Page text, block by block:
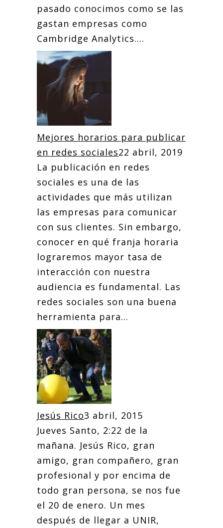
pasado conocimos como se las
gastan empresas como
Cambridge Analytics....
Mejores horarios para publicar
en redes sociales22 abril, 2019
La publicación en redes
sociales es una de las
actividades que más utilizan
las empresas para comunicar
con sus clientes. Sin embargo,
conocer en qué franja horaria
lograremos mayor tasa de
interacción con nuestra
audiencia es fundamental. Las
redes sociales son una buena
herramienta para...
Jesús Rico3 abril, 2015
Jueves Santo, 2:22 de la
mañana. Jesús Rico, gran
amigo, gran compañero, gran
profesional y por encima de
todo gran persona, se nos fue
el 20 de enero. Un mes
después de llegar a UNIR,